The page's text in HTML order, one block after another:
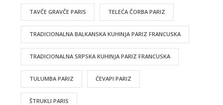
TAVČE GRAVČE PARIS TELEĆA ČORBA PARIZ
TRADICIONALNA BALKANSKA KUHINJA PARIZ FRANCUSKA
TRADICIONALNA SRPSKA KUHINJA PARIZ FRANCUSKA
TULUMBA PARIZ ĆEVAPI PARIZ
ŠTRUKLI PARIS